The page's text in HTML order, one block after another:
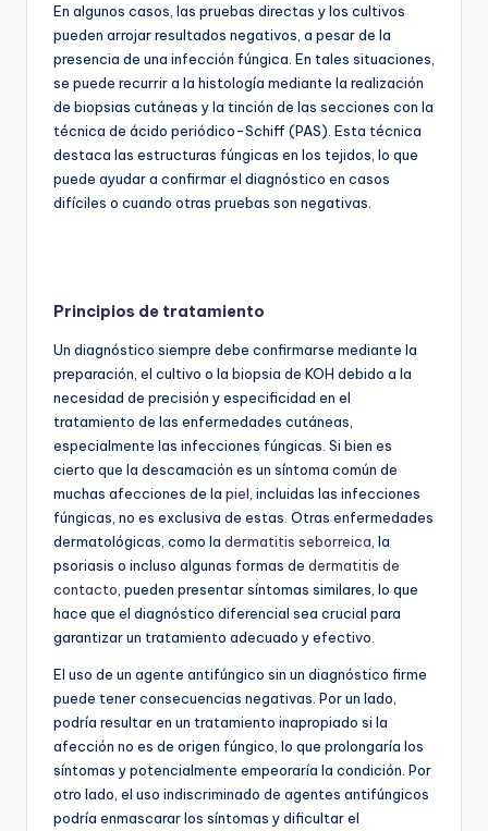
En algunos casos, las pruebas directas y los cultivos
pueden arrojar resultados negativos, a pesar de la
presencia de una infección fúngica. En tales situaciones,
se puede recurrir a la histología mediante la realización
de biopsias cutáneas y la tinción de las secciones con la
técnica de ácido periódico-Schiff (PAS). Esta técnica
destaca las estructuras fúngicas en los tejidos, lo que
puede ayudar a confirmar el diagnóstico en casos
difíciles o cuando otras pruebas son negativas.
Principios de tratamiento
Un diagnóstico siempre debe confirmarse mediante la
preparación, el cultivo o la biopsia de KOH debido a la
necesidad de precisión y especificidad en el
tratamiento de las enfermedades cutáneas,
especialmente las infecciones fúngicas. Si bien es
cierto que la descamación es un síntoma común de
muchas afecciones de la piel , incluidas las infecciones
fúngicas, no es exclusiva de estas. Otras enfermedades
dermatológicas, como la dermatitis seborreica , la
psoriasis o incluso algunas formas de dermatitis de
contacto , pueden presentar síntomas similares, lo que
hace que el diagnóstico diferencial sea crucial para
garantizar un tratamiento adecuado y efectivo.
El uso de un agente antifúngico sin un diagnóstico firme
puede tener consecuencias negativas. Por un lado,
podría resultar en un tratamiento inapropiado si la
afección no es de origen fúngico, lo que prolongaría los
síntomas y potencialmente empeoraría la condición. Por
otro lado, el uso indiscriminado de agentes antifúngicos
podría enmascarar los síntomas y dificultar el